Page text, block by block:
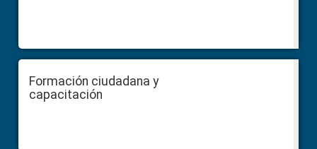
Formación ciudadana y
capacitación